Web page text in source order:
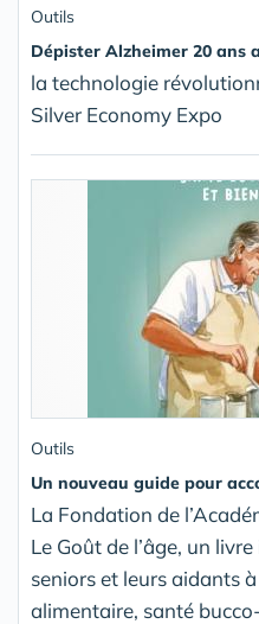
Outils
Dépister Alzheimer 20 ans
la technologie
Silver Economy Expo
Outils
Un nouveau guide pour
La Fondation de
Le Goût de l’âge, un
seniors et leurs aidants
alimentaire, santé